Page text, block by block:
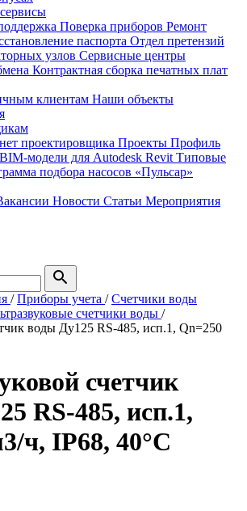
Поверка приборов Ремонт
паспорта Отдел претензий
узлов Сервисные центры
Контрактная сборка печатных плат
клиентам Наши объекты
проектировщика Проекты Профиль
BIM-модели для Autodesk Revit Типовые
подбора насосов «Пульсар»
Новости Статьи Мероприятия
search
/Приборы учета /Счетчики воды
счетчики воды /
воды Ду125 RS-485, исп.1, Qn=250
счетчик
RS-485, исп.1,
ч, IP68, 40°C